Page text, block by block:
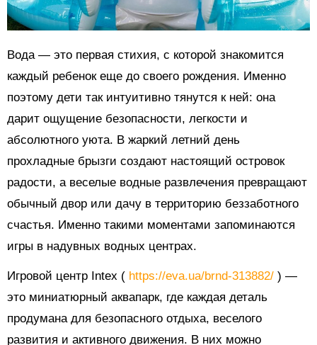
Вода — это первая стихия, с которой знакомится
каждый ребенок еще до своего рождения. Именно
поэтому дети так интуитивно тянутся к ней: она
дарит ощущение безопасности, легкости и
абсолютного уюта. В жаркий летний день
прохладные брызги создают настоящий островок
радости, а веселые водные развлечения превращают
обычный двор или дачу в территорию беззаботного
счастья. Именно такими моментами запоминаются
игры в надувных водных центрах.
Игровой центр Intex ( https://eva.ua/brnd-313882/ ) —
это миниатюрный аквапарк, где каждая деталь
продумана для безопасного отдыха, веселого
развития и активного движения. В них можно